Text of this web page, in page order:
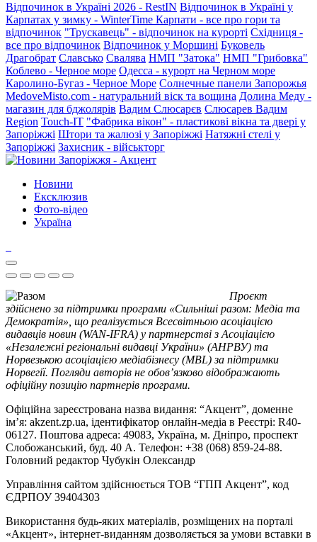
Відпочинок в Україні 2026 - RestIN Відпочинок в Україні у
Карпатах у зимку - WinterTime Карпати - все про гори та
відпочинок "Трускавець" - відпочинок на курорті Східниця -
все про відпочинок Відпочинок у Моршині Буковель
Драгобрат Славсько Свалява НМП "Затока" НМП "Грибовка"
Коблево - Черное море Одесса - курорт на Черном море
Каролино-Бугаз - Черное Море Солнечные панели Запорожья
MedoveMisto.com - натуральний віск та вощина Долина Меду -
магазин для бджолярів Вадим Слюсарєв Слюсарев Вадим
Region Touch-IT "Фабрика вікон" - пластикові вікна та двері у
Запоріжжі Штори та жалюзі у Запоріжжі Натяжні стелі у
Запоріжжі Захисник - військторг
Новини
Ексклюзив
Фото-відео
Україна
Проєкт
здійснено за підтримки програми «Сильніші разом: Медіа та
Демократія», що реалізується Всесвітньою асоціацією
видавців новин (WAN-IFRA) у партнерстві з Асоціацією
«Незалежні регіональні видавці України» (АНРВУ) та
Норвезькою асоціацією медіабізнесу (MBL) за підтримки
Норвегії. Погляди авторів не обов’язково відображають
офіційну позицію партнерів програми.
Офіційна зареєстрована назва видання: “Акцент”, доменне
ім’я: akzent.zp.ua, ідентифікатор онлайн-медіа в Реєстрі: R40-
06127. Поштова адреса: 49083, Україна, м. Дніпро, проспект
Слобожанський, буд. 40 А. Телефон: +38 (068) 859-24-88.
Головний редактор Чубукін Олександр
Управління сайтом здійснюється ТОВ “ГПП Акцент”, код
ЄДРПОУ 39404303
Використання будь-яких матеріалів, розміщених на порталі
«Акцент», інтернет-виданням дозволяється за умови вставки в